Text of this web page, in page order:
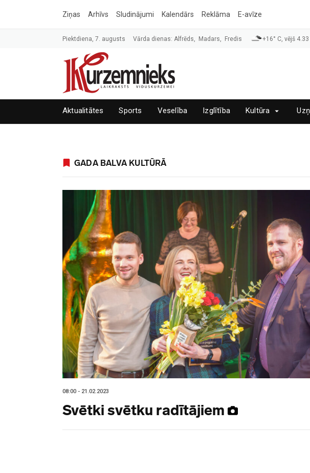
Ziņas Arhīvs Sludinājumi Kalendārs Reklāma E-avīze
Piektdiena, 7. augusts Vārda dienas: Alfrēds, Madars, Fredis +16° C, vējš
Aktualitātes Sports Veselība Izglītība Kultūra
GADA BALVA KULTŪRĀ
08:00 - 21.02.2023
Svētki svētku radītājiem